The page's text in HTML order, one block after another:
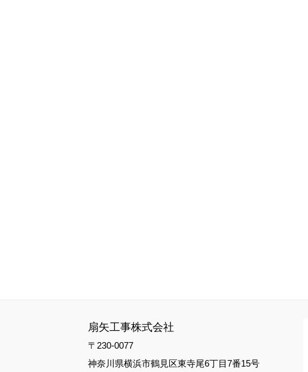
扇矢工事株式会社
〒230-0077
神奈川県横浜市鶴見区東寺尾6丁目7番15号